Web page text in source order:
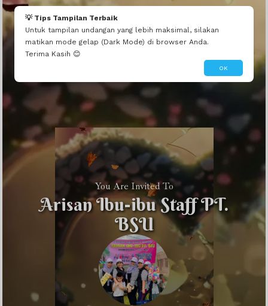
💡 Tips Tampilan Terbaik
Untuk tampilan undangan yang lebih maksimal, silakan
matikan mode gelap (Dark Mode) di browser Anda.
Terima Kasih 😊
OK
You Are Invited To
Arisan Ibu-ibu Staff PT.
BSU